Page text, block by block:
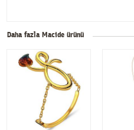
Daha fazla Macide ürünü